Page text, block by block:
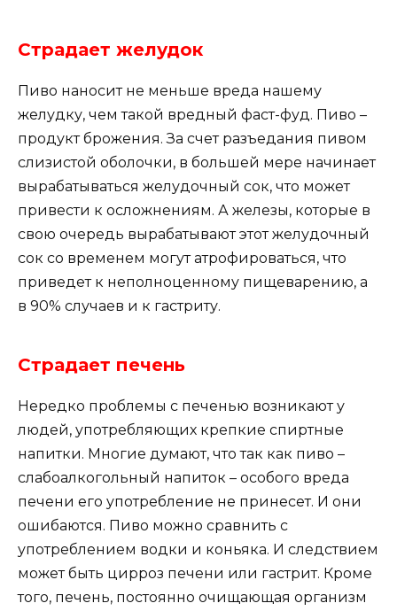
Страдает желудок
Пиво наносит не меньше вреда нашему
желудку, чем такой вредный фаст-фуд. Пиво –
продукт брожения. За счет разъедания пивом
слизистой оболочки, в большей мере начинает
вырабатываться желудочный сок, что может
привести к осложнениям. А железы, которые в
свою очередь вырабатывают этот желудочный
сок со временем могут атрофироваться, что
приведет к неполноценному пищеварению, а
в 90% случаев и к гастриту.
Страдает печень
Нередко проблемы с печенью возникают у
людей, употребляющих крепкие спиртные
напитки. Многие думают, что так как пиво –
слабоалкогольный напиток – особого вреда
печени его употребление не принесет. И они
ошибаются. Пиво можно сравнить с
употреблением водки и коньяка. И следствием
может быть цирроз печени или гастрит. Кроме
того, печень, постоянно очищающая организм